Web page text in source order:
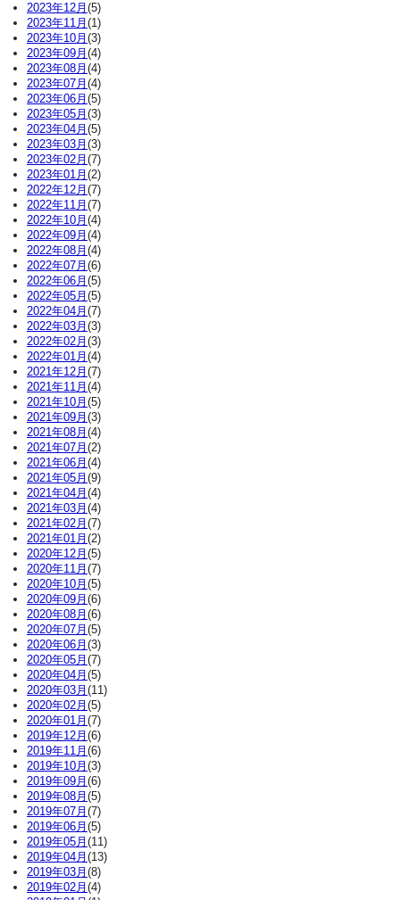
2023年12月 (5)
2023年11月 (1)
2023年10月 (3)
2023年09月 (4)
2023年08月 (4)
2023年07月 (4)
2023年06月 (5)
2023年05月 (3)
2023年04月 (5)
2023年03月 (3)
2023年02月 (7)
2023年01月 (2)
2022年12月 (7)
2022年11月 (7)
2022年10月 (4)
2022年09月 (4)
2022年08月 (4)
2022年07月 (6)
2022年06月 (5)
2022年05月 (5)
2022年04月 (7)
2022年03月 (3)
2022年02月 (3)
2022年01月 (4)
2021年12月 (7)
2021年11月 (4)
2021年10月 (5)
2021年09月 (3)
2021年08月 (4)
2021年07月 (2)
2021年06月 (4)
2021年05月 (9)
2021年04月 (4)
2021年03月 (4)
2021年02月 (7)
2021年01月 (2)
2020年12月 (5)
2020年11月 (7)
2020年10月 (5)
2020年09月 (6)
2020年08月 (6)
2020年07月 (5)
2020年06月 (3)
2020年05月 (7)
2020年04月 (5)
2020年03月 (11)
2020年02月 (5)
2020年01月 (7)
2019年12月 (6)
2019年11月 (6)
2019年10月 (3)
2019年09月 (6)
2019年08月 (5)
2019年07月 (7)
2019年06月 (5)
2019年05月 (11)
2019年04月 (13)
2019年03月 (8)
2019年02月 (4)